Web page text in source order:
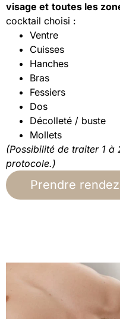
visage et toutes les
cocktail choisi :
Ventre
Cuisses
Hanches
Bras
Fessiers
Dos
Décolleté / buste
Mollets
(Possibilité de traiter 1 à
protocole.)
Prendre